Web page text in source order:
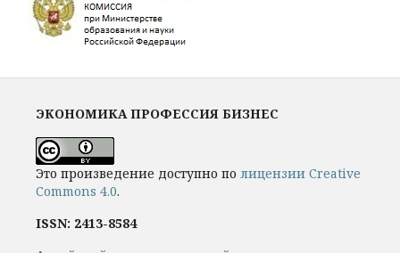
ЭКОНОМИКА ПРОФЕССИЯ БИЗНЕС
Это произведение доступно по лицензии Creative
Commons 4.0.
ISSN: 2413-8584